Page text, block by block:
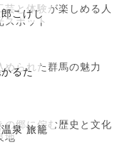
こけし
芸と体験が楽しめる人
スポット
るた
められた群馬の魅力
泉 旅籠
の郷に佇む歴史と文化
地